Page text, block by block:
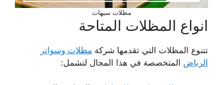
مظلات سيهات
انواع المظلات المتاحة
تتنوع المظلات التي تقدمها شركة مظلات وسواتر
الرياض المتخصصة في هذا المجال لتشمل: